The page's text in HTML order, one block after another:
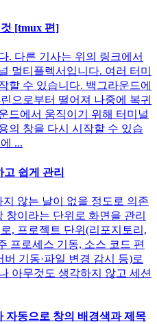
[tmux 편]
. 다른 기사는 위의 링크에서
멀티플렉서입니다. 여러 터미
할 수 있습니다. 백그라운드에
으로부터 떨어져 나중에 복귀
드에서 움직이기 위해 터미널
의 창을 다시 시작할 수 있습
...
쉽게 관리
않는 날이 없을 정도로 의존
창이라는 단위로 화면을 관리
, 프로젝트 단위(리포지토리,
프로세스 기동, 소스 코드 편
기동·파일 변경 감시 등)로
아무것도 생각하지 않고 세션
자동으로 창의 배경색과 제목